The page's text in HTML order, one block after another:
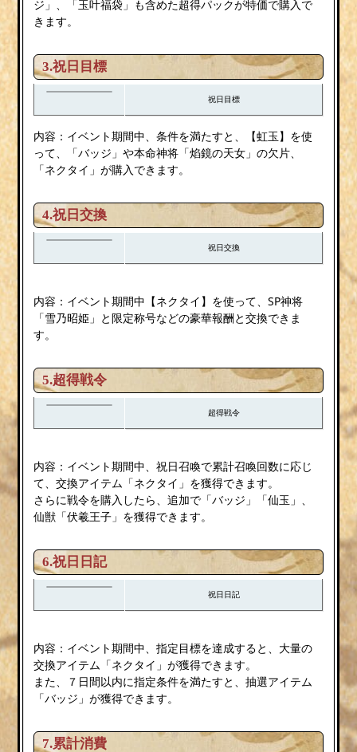
ジ」、「玉叶福袋」も含めた超得パックが特価で購入で
きます。
3.祝日目標
祝日目標
内容：イベント期間中、条件を満たすと、【虹玉】を使
って、「バッジ」や本命神将「焰鏡の天女」の欠片、
「ネクタイ」が購入できます。
4.祝日交換
祝日交換
内容：イベント期間中【ネクタイ】を使って、SP神将
「雪乃昭姫」と限定称号などの豪華報酬と交換できま
す。
5.超得戦令
超得戦令
内容：イベント期間中、祝日召喚で累計召喚回数に応じ
て、交換アイテム「ネクタイ」を獲得できます。
さらに戦令を購入したら、追加で「バッジ」「仙玉」、
仙獣「伏羲王子」を獲得できます。
6.祝日日記
祝日日記
内容：イベント期間中、指定目標を達成すると、大量の
交換アイテム「ネクタイ」が獲得できます。
また、７日間以内に指定条件を満たすと、抽選アイテム
「バッジ」が獲得できます。
7.累計消費